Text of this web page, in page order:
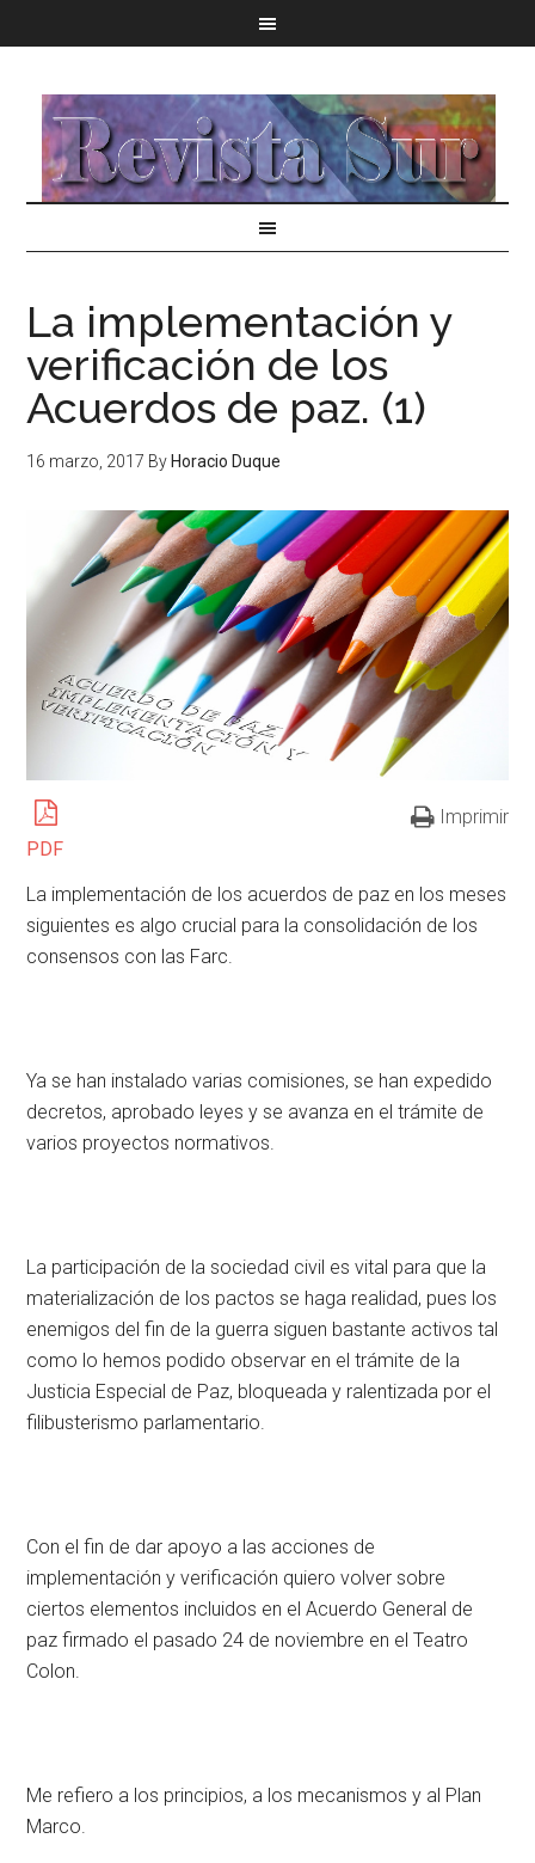
La implementación y
verificación de los
Acuerdos de paz. (1)
16 marzo, 2017 By Horacio Duque
PDF
Imprimir
La implementación de los acuerdos de paz en los meses
siguientes es algo crucial para la consolidación de los
consensos con las Farc.
Ya se han instalado varias comisiones, se han expedido
decretos, aprobado leyes y se avanza en el trámite de
varios proyectos normativos.
La participación de la sociedad civil es vital para que la
materialización de los pactos se haga realidad, pues los
enemigos del fin de la guerra siguen bastante activos tal
como lo hemos podido observar en el trámite de la
Justicia Especial de Paz, bloqueada y ralentizada por el
filibusterismo parlamentario.
Con el fin de dar apoyo a las acciones de
implementación y verificación quiero volver sobre
ciertos elementos incluidos en el Acuerdo General de
paz firmado el pasado 24 de noviembre en el Teatro
Colon.
Me refiero a los principios, a los mecanismos y al Plan
Marco.